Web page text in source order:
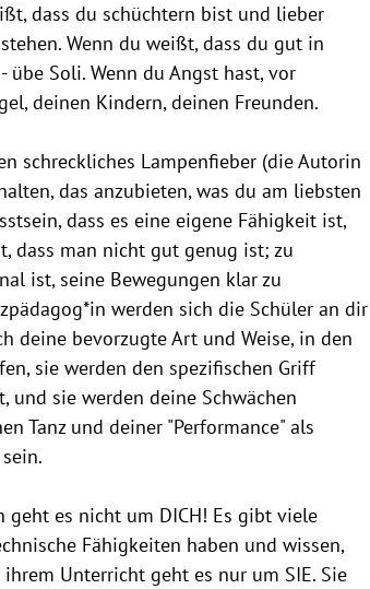
dass du schüchtern bist und lieber
Wenn du weißt, dass du gut in
Soli. Wenn du Angst hast, vor
deinen Kindern, deinen Freunden.
schreckliches Lampenfieber (die Autorin
das anzubieten, was du am liebsten
dass es eine eigene Fähigkeit ist,
dass man nicht gut genug ist; zu
ist, seine Bewegungen klar zu
werden sich die Schüler an dir
deine bevorzugte Art und Weise, in den
sie werden den spezifischen Griff
und sie werden deine Schwächen
Tanz und deiner "Performance" als
geht es nicht um DICH! Es gibt viele
Fähigkeiten haben und wissen,
Unterricht geht es nur um SIE. Sie